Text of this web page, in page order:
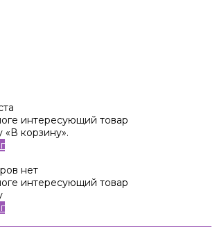
интересующий товар
корзину».
нет
интересующий товар